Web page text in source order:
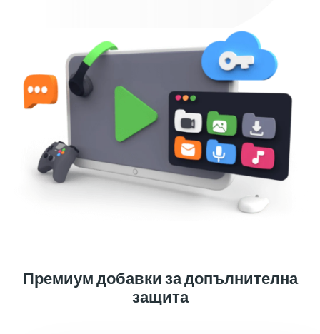
Премиум добавки за допълнителна
защита